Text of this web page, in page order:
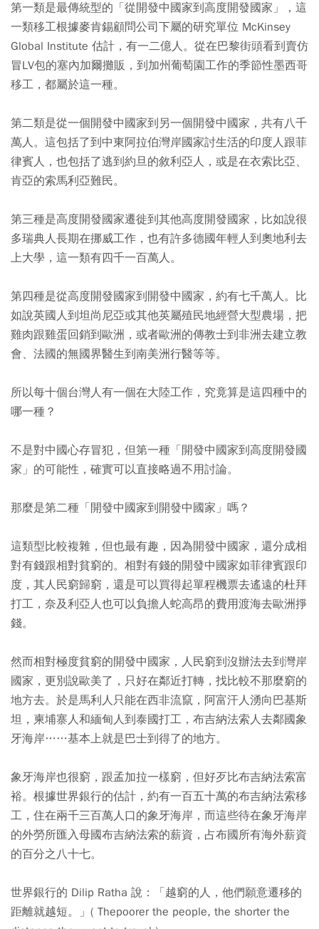
第一類是最傳統型的「從開發中國家到高度開發國家」，這
一類移工根據麥肯錫顧問公司下屬的研究單位 McKinsey
Global Institute 估計，有一二億人。從在巴黎街頭看到賣仿
冒LV包的塞內加爾攤販，到加州葡萄園工作的季節性墨西哥
移工，都屬於這一種。
第二類是從一個開發中國家到另一個開發中國家，共有八千
萬人。這包括了到中東阿拉伯灣岸國家討生活的印度人跟菲
律賓人，也包括了逃到約旦的敘利亞人，或是在衣索比亞、
肯亞的索馬利亞難民。
第三種是高度開發國家遷徙到其他高度開發國家，比如說很
多瑞典人長期在挪威工作，也有許多德國年輕人到奧地利去
上大學，這一類有四千一百萬人。
第四種是從高度開發國家到開發中國家，約有七千萬人。比
如說英國人到坦尚尼亞或其他英屬殖民地經營大型農場，把
雞肉跟雞蛋回銷到歐洲，或者歐洲的傳教士到非洲去建立教
會、法國的無國界醫生到南美洲行醫等等。
所以每十個台灣人有一個在大陸工作，究竟算是這四種中的
哪一種？
不是對中國心存冒犯，但第一種「開發中國家到高度開發國
家」的可能性，確實可以直接略過不用討論。
那麼是第二種「開發中國家到開發中國家」嗎？
這類型比較複雜，但也最有趣，因為開發中國家，還分成相
對有錢跟相對貧窮的。相對有錢的開發中國家如菲律賓跟印
度，其人民窮歸窮，還是可以買得起單程機票去遙遠的杜拜
打工，奈及利亞人也可以負擔人蛇高昂的費用渡海去歐洲掙
錢。
然而相對極度貧窮的開發中國家，人民窮到沒辦法去到灣岸
國家，更別說歐美了，只好在鄰近打轉，找比較不那麼窮的
地方去。於是馬利人只能在西非流竄，阿富汗人湧向巴基斯
坦，柬埔寨人和緬甸人到泰國打工，布吉納法索人去鄰國象
牙海岸……基本上就是巴士到得了的地方。
象牙海岸也很窮，跟孟加拉一樣窮，但好歹比布吉納法索富
裕。根據世界銀行的估計，約有一百五十萬的布吉納法索移
工，住在兩千三百萬人口的象牙海岸，而這些待在象牙海岸
的外勞所匯入母國布吉納法索的薪資，占布國所有海外薪資
的百分之八十七。
世界銀行的 Dilip Ratha 說：「越窮的人，他們願意遷移的
距離就越短。」( Thepoorer the people, the shorter the